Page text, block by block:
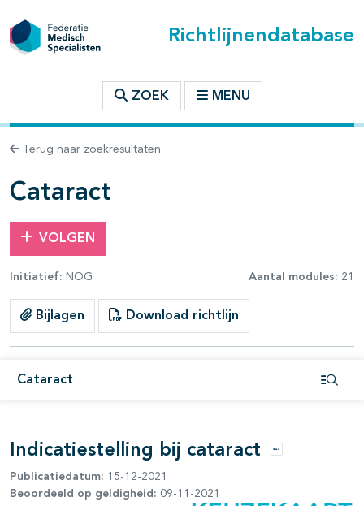
Richtlijnendatabase
ZOEK MENU
Terug naar zoekresultaten
Cataract
VOLGEN
Initiatief: NOG Aantal modules: 21
Bijlagen Download richtlijn
Cataract
binnen deze richtlijn
open- en dichtklappen
open- en dichtklappen
Indicatiestelling bij cataract Opties
Publicatiedatum: 15-12-2021
Beoordeeld op geldigheid: 09-11-2021